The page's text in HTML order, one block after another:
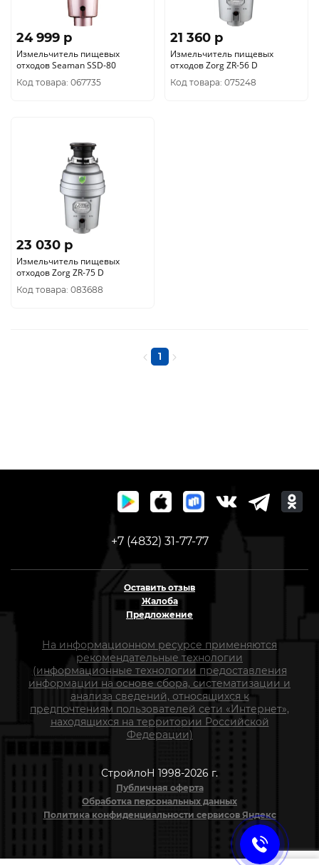
24 999 p
Измельчитель пищевых
отходов Seaman SSD-80
Код товара: 067735
21 360 p
Измельчитель пищевых
отходов Zorg ZR-56 D
Код товара: 075248
23 030 p
Измельчитель пищевых
отходов Zorg ZR-75 D
Код товара: 083688
1
+7 (4832) 31-77-77
Оставить отзыв
Жалоба
Предложение
На информационном ресурсе применяются
рекомендательные технологии
(информационные технологии предоставления
информации на основе сбора, систематизации и
анализа сведений, относящихся к
предпочтениям пользователей сети «Интернет»,
находящихся на территории Российской
Федерации)
СтройлоН 1998-2026 г.
Публичная оферта
Обработка персональных данных
Политика конфиденциальности сервисов Яндекс